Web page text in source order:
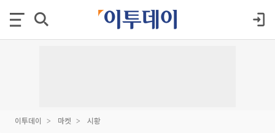
이투데이 마켓 시황